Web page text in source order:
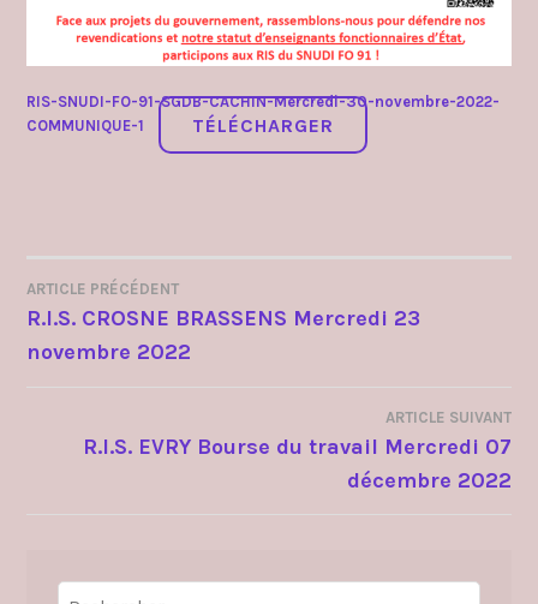
RIS-SNUDI-FO-91-SGDB-CACHIN-Mercredi-30-novembre-2022-
COMMUNIQUE-1
TÉLÉCHARGER
NAVIGATION
DE
ARTICLE PRÉCÉDENT
R.I.S. CROSNE BRASSENS Mercredi 23
novembre 2022
ARTICLE SUIVANT
R.I.S. EVRY Bourse du travail Mercredi 07
décembre 2022